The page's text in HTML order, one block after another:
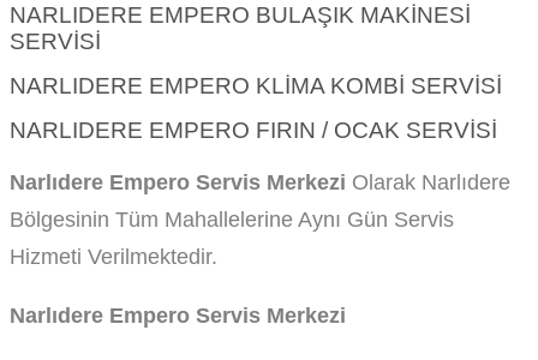
NARLIDERE EMPERO BULAŞIK MAKINESI
SERVISI
NARLIDERE EMPERO KLIMA KOMBI SERVISI
NARLIDERE EMPERO FIRIN / OCAK SERVISI
Narlıdere Empero Servis Merkezi Olarak Narlıdere
Bölgesinin Tüm Mahallelerine Aynı Gün Servis
Hizmeti Verilmektedir.
Narlıdere Empero Servis Merkezi